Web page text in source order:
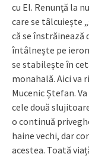
cu El. Renunţă la
care se tâlcuiește
că se înstrăinează
întâlnește pe
se stabilește în
monahală. Aici va
Mucenic Ștefan.
cele două
o continuă
haine vechi, dar
acestea. Toată